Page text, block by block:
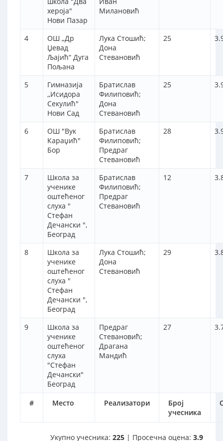
# Место Реализатори
Број
учесника
хероја"
Нови Пазар
Милановић
4
ОШ „Др
Џевад
Љајић“ Дуга
Пољана
Лука Стошић;
Дона
Стевановић
25
5
Гимназија
,,Исидора
Секулић"
Нови Сад
Братислав
Филиповић;
Дона
Стевановић
25
6
ОШ "Вук
Караџић"
Бор
Братислав
Филиповић;
Предраг
Стевановић
28
7
Школа за
ученике
оштећеног
слуха "
Стефан
Дечански ",
Београд
Братислав
Филиповић;
Предраг
Стевановић
12
8
Школа за
ученике
оштећеног
слуха "
Стефан
Дечански ",
Београд
Лука Стошић;
Дона
Стевановић
29
9
Школа за
ученике
оштећеног
слуха
"Стефан
Дечански"
Београд
Предраг
Стевановић;
Драгана
Мандић
27
Укупно учесника: 225 | Просечна оцена: 3.9